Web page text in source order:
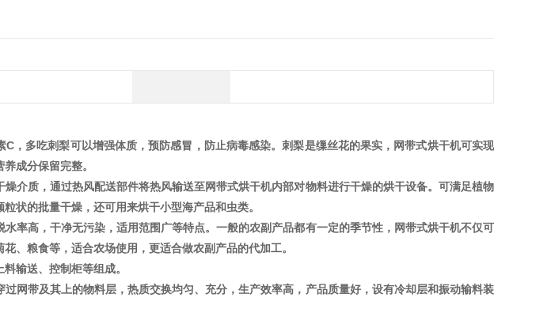
，多吃刺梨可以增强体质，预防感冒，防止病毒感染。刺梨是缫丝花的果实，网带式烘干机可实现
成分保留完整。
介质，通过热风配送部件将热风输送至网带式烘干机内部对物料进行干燥的烘干设备。可满足植物
状的批量干燥，还可用来烘干小型海产品和虫类。
率高，干净无污染，适用范围广等特点。一般的农副产品都有一定的季节性，网带式烘干机不仅可
、粮食等，适合农场使用，更适合做农副产品的代加工。
输送、控制柜等组成。
网带及其上的物料层，热质交换均匀、充分，生产效率高，产品质量好，设有冷却层和振动输料装